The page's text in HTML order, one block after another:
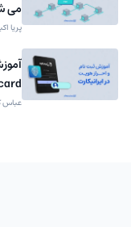
می
پریا
عباس